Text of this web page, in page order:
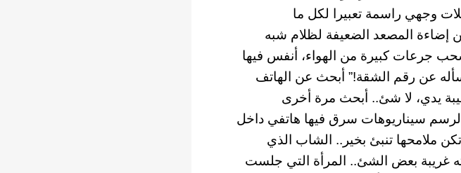
وجهي راسمة تعبيرا لكل ما
إضاءة المصعد الضعيفة لظلام شبه
سحب جرعات كبيرة من الهواء، أنفس فيها
عن رقم الشقة!” أبحث عن الهاتف
يدي، لا شئ.. أبحث مرة أخرى
سيناريوهات سرق فيها هاتفي داخل
ملامحها تنبئ بخير.. الشاب الذي
غريبة بعض الشئ.. المرأة التي جلست